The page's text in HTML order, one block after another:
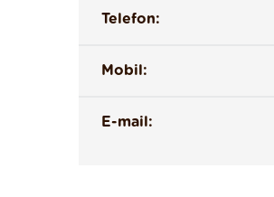
Telefon:
Mobil:
E-mail: